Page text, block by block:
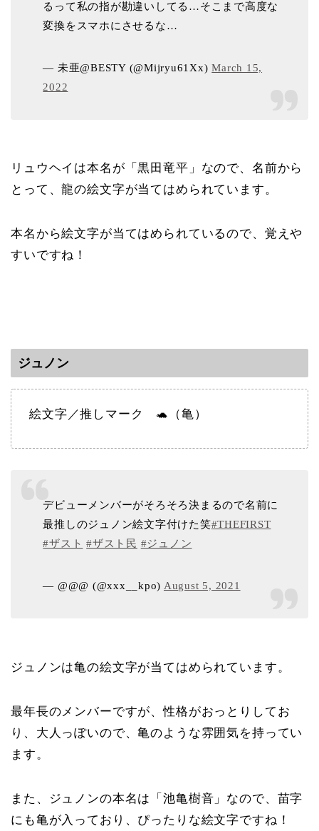
るって私の指が勘違いしてる…そこまで高度な
変換をスマホにさせるな…
— 未亜@BESTY (@Mijryu61Xx)March 15,
2022
リュウヘイは本名が「黒田竜平」なので、名前から
とって、龍の絵文字が当てはめられています。
本名から絵文字が当てはめられているので、覚えや
すいですね！
ジュノン
絵文字／推しマーク 🐢（亀）
デビューメンバーがそろそろ決まるので名前に
最推しのジュノン絵文字付けた笑#THEFIRST
#ザスト #ザスト民 #ジュノン
— @@@ (@xxx__kpo) August 5, 2021
ジュノンは亀の絵文字が当てはめられています。
最年長のメンバーですが、性格がおっとりしてお
り、大人っぽいので、亀のような雰囲気を持ってい
ます。
また、ジュノンの本名は「池亀樹音」なので、苗字
にも亀が入っており、ぴったりな絵文字ですね！